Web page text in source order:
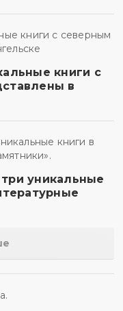
книги с
в
уникальные